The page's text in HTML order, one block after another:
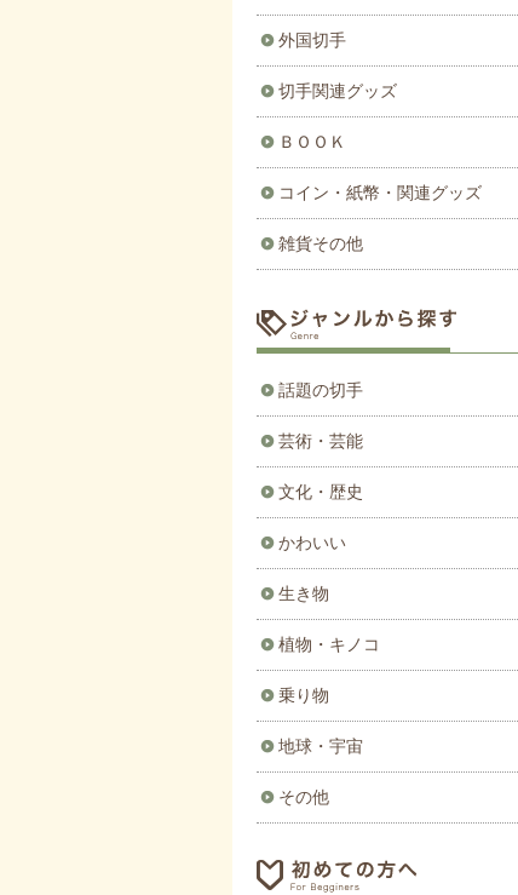
外国切手
切手関連グッズ
ＢＯＯＫ
コイン・紙幣・関連グッズ
雑貨その他
話題の切手
芸術・芸能
文化・歴史
かわいい
生き物
植物・キノコ
乗り物
地球・宇宙
その他